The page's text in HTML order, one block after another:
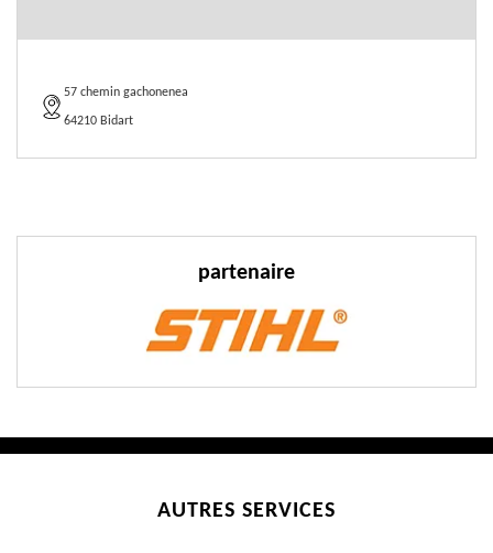
57 chemin gachonenea
64210 Bidart
partenaire
AUTRES SERVICES